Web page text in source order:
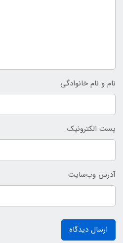
نام و نام خانوادگی
پست الکترونیک
آدرس وب‌سایت
ارسال دیدگاه